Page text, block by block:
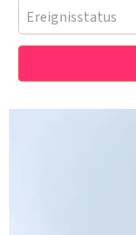
Ereignisstatus